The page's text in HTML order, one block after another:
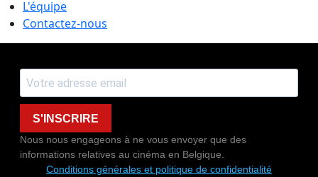
L'équipe
Contactez-nous
S'INSCRIRE
Nous nous engageons à ne vous envoyer que des
informations relatives au cinéma en Belgique.
Conditions générales et politique de confidentialité